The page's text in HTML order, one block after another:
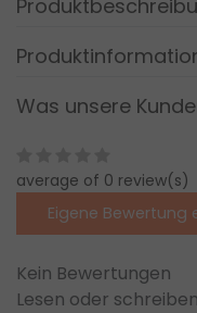
Was unsere
average of 0 review(s)
Eigene Bewertung
Kein Bewertungen
Lesen oder